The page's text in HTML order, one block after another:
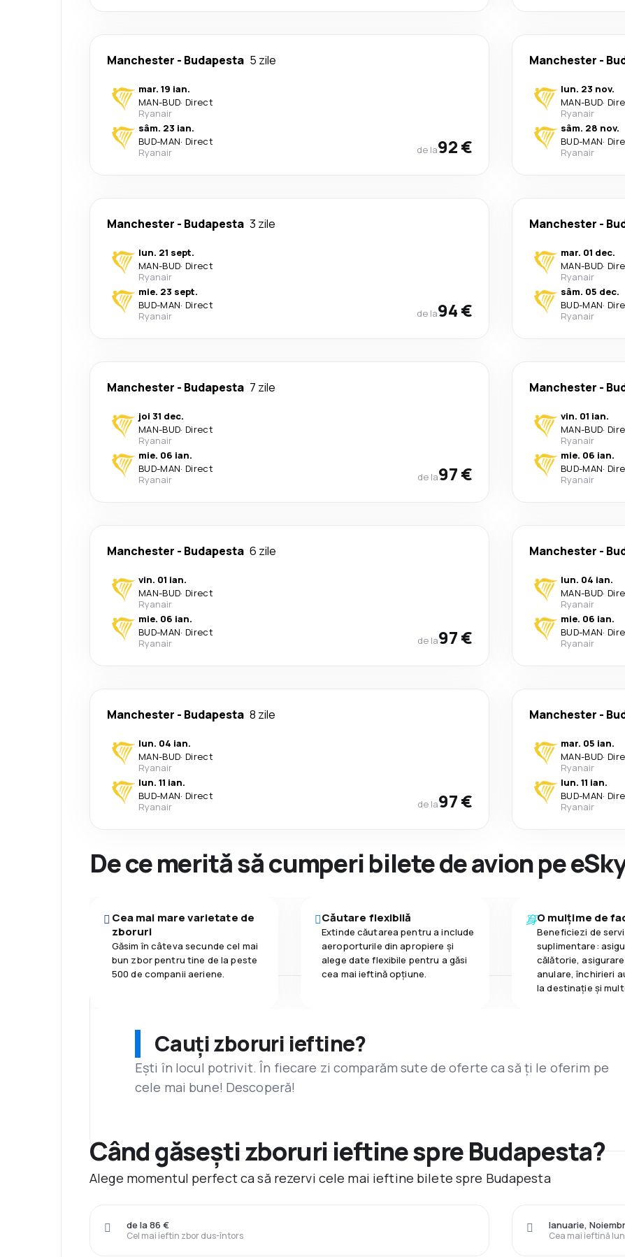
Manchester - Budapesta 5 zile
mar. 19 ian.
MAN-BUD· Direct
Ryanair
sâm. 23 ian.
BUD-MAN· Direct
Ryanair
de la92 €
Manchester -
lun. 23 nov.
MAN-BUD·
Ryanair
sâm. 28 nov.
BUD-MAN·
Ryanair
Manchester - Budapesta 3 zile
lun. 21 sept.
MAN-BUD· Direct
Ryanair
mie. 23 sept.
BUD-MAN· Direct
Ryanair
de la94 €
Manchester -
mar. 01 dec.
MAN-BUD·
Ryanair
sâm. 05 dec.
BUD-MAN·
Ryanair
Manchester - Budapesta 7 zile
joi 31 dec.
MAN-BUD· Direct
Ryanair
mie. 06 ian.
BUD-MAN· Direct
Ryanair
de la97 €
Manchester -
vin. 01 ian.
MAN-BUD·
Ryanair
mie. 06 ian.
BUD-MAN·
Ryanair
Manchester - Budapesta 6 zile
vin. 01 ian.
MAN-BUD· Direct
Ryanair
mie. 06 ian.
BUD-MAN· Direct
Ryanair
de la97 €
Manchester -
lun. 04 ian.
MAN-BUD·
Ryanair
mie. 06 ian.
BUD-MAN·
Ryanair
Manchester - Budapesta 8 zile
lun. 04 ian.
MAN-BUD· Direct
Ryanair
lun. 11 ian.
BUD-MAN· Direct
Ryanair
de la97 €
Manchester -
mar. 05 ian.
MAN-BUD·
Ryanair
lun. 11 ian.
BUD-MAN·
Ryanair
De ce merită să cumperi bilete de avion pe
Cea mai mare varietate de
zboruri
Găsim în câteva secunde cel mai
bun zbor pentru tine de la peste
500 de companii aeriene.
Căutare flexibilă
Extinde căutarea pentru a include
aeroporturile din apropiere și
alege date flexibile pentru a găsi
cea mai ieftină opțiune.
O mulțime de
Beneficiezi de
suplimentare:
călătorie,
anulare, închirieri
la destinaţie și
Cauți zboruri ieftine?
Ești în locul potrivit. În fiecare zi comparăm sute de oferte ca să ți le oferim pe
cele mai bune! Descoperă!
Când găsești zboruri ieftine spre Budapesta?
Alege momentul perfect ca să rezervi cele mai ieftine bilete spre Budapesta
Cel mai ieftin zbor dus-întors
de la 86 €
Cea mai ieftină
Ianuarie,